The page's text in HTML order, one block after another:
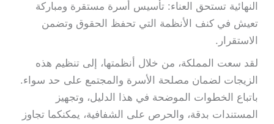
النهائية تستحق العناء: تأسيس أسرة مستقرة ومباركة
تعيش في كنف الأنظمة التي تحفظ الحقوق وتضمن
الاستقرار.
لقد سعت المملكة، من خلال أنظمتها، إلى تنظيم هذه
الزيجات لضمان مصلحة الأسرة والمجتمع على حد سواء.
باتباع الخطوات الموضحة في هذا الدليل، وتجهيز
المستندات بدقة، والحرص على الشفافية، يمكنكما تجاوز